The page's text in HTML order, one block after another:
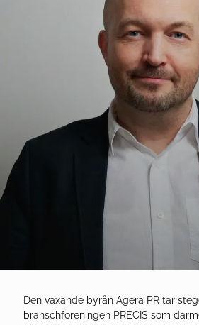
Den växande byrån Agera PR tar
branschföreningen PRECIS som